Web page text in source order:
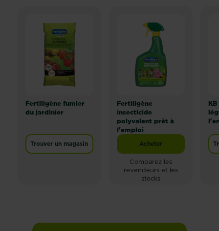
Fertiligène fumier
du jardinier
Trouver un magasin
Fertiligène
insecticide
polyvalent prêt à
l'emploi
Acheter
Fertiligène
Comparez les
revendeurs et les
stocks